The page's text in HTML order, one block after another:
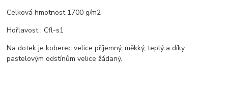
Celková hmotnost 1700 g/m2
Hořlavost : Cfl-s1
Na dotek je koberec velice příjemný, měkký, teplý a díky
pastelovým odstínům velice žádaný.